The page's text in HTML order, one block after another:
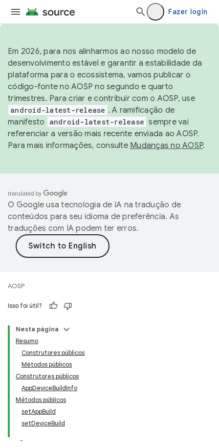
Fazer login
Em 2026, para nos alinharmos ao nosso modelo de
desenvolvimento estável e garantir a estabilidade da
plataforma para o ecossistema, vamos publicar o
código-fonte no AOSP no segundo e quarto
trimestres. Para criar e contribuir com o AOSP, use
android-latest-release . A ramificação de
manifesto
android-latest-release sempre vai
referenciar a versão mais recente enviada ao AOSP.
Para mais informações, consulte Mudanças no AOSP.
O Google usa tecnologia de IA na tradução de
conteúdos para seu idioma de preferência. As
traduções com IA podem ter erros.
AOSP
Isso foi útil?
Nesta página
Resumo
Construtores públicos
Métodos públicos
Construtores públicos
AppDeviceBuildInfo
Métodos públicos
setAppBuild
setDeviceBuild